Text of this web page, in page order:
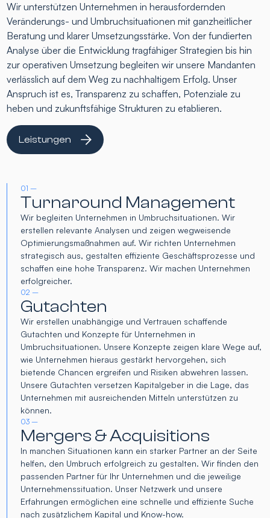
Wir unterstützen Unternehmen in herausfordernden
Veränderungs- und Umbruchsituationen mit ganzheitlicher
Beratung und klarer Umsetzungsstärke. Von der fundierten
Analyse über die Entwicklung tragfähiger Strategien bis hin
zur operativen Umsetzung begleiten wir unsere Mandanten
verlässlich auf dem Weg zu nachhaltigem Erfolg. Unser
Anspruch ist es, Transparenz zu schaffen, Potenziale zu
heben und zukunftsfähige Strukturen zu etablieren.
Leistungen
01 –
Turnaround Management
Wir begleiten Unternehmen in Umbruchsituationen. Wir
erstellen relevante Analysen und zeigen wegweisende
Optimierungsmaßnahmen auf. Wir richten Unternehmen
strategisch aus, gestalten effiziente Geschäftsprozesse und
schaffen eine hohe Transparenz. Wir machen Unternehmen
erfolgreicher.
02 –
Gutachten
Wir erstellen unabhängige und Vertrauen schaffende
Gutachten und Konzepte für Unternehmen in
Umbruchsituationen. Unsere Konzepte zeigen klare Wege auf,
wie Unternehmen hieraus gestärkt hervorgehen, sich
bietende Chancen ergreifen und Risiken abwehren lassen.
Unsere Gutachten versetzen Kapitalgeber in die Lage, das
Unternehmen mit ausreichenden Mitteln unterstützen zu
können.
03 –
Mergers & Acquisitions
In manchen Situationen kann ein starker Partner an der Seite
helfen, den Umbruch erfolgreich zu gestalten. Wir finden den
passenden Partner für Ihr Unternehmen und die jeweilige
Unternehmenssituation. Unser Netzwerk und unsere
Erfahrungen ermöglichen eine schnelle und effiziente Suche
nach zusätzlichem Kapital und Know-how.